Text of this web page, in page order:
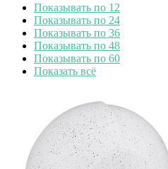
Показывать по 12
Показывать по 24
Показывать по 36
Показывать по 48
Показывать по 60
Показать всё